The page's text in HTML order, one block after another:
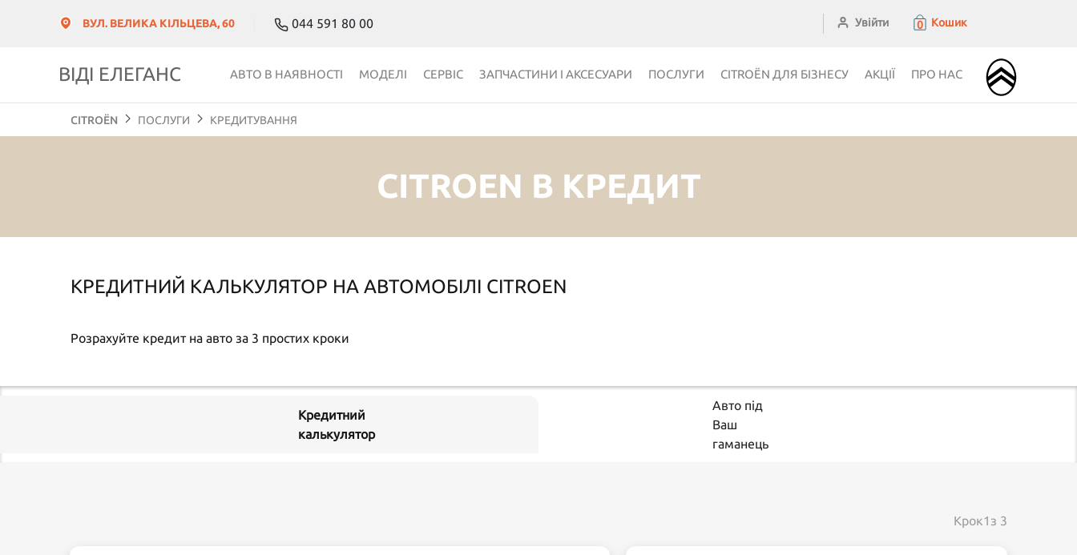
ВУЛ. ВЕЛИКА КІЛЬЦЕВА, 60 044 591 80 00 Увійти 0 Кошик
ВІДІ ЕЛЕГАНС АВТО В НАЯВНОСТІ МОДЕЛІ СЕРВІС ЗАПЧАСТИНИ І АКСЕСУАРИ ПОСЛУГИ CITROЁN ДЛЯ БІЗНЕСУ АКЦІЇ ПРО НАС
CITROЁN ПОСЛУГИ КРЕДИТУВАННЯ
CITROEN В КРЕДИТ
КРЕДИТНИЙ КАЛЬКУЛЯТОР НА АВТОМОБІЛІ CITROEN
Розрахуйте кредит на авто за 3 простих кроки
Кредитний
калькулятор
Авто під
Ваш
гаманець
Крок1 з 3